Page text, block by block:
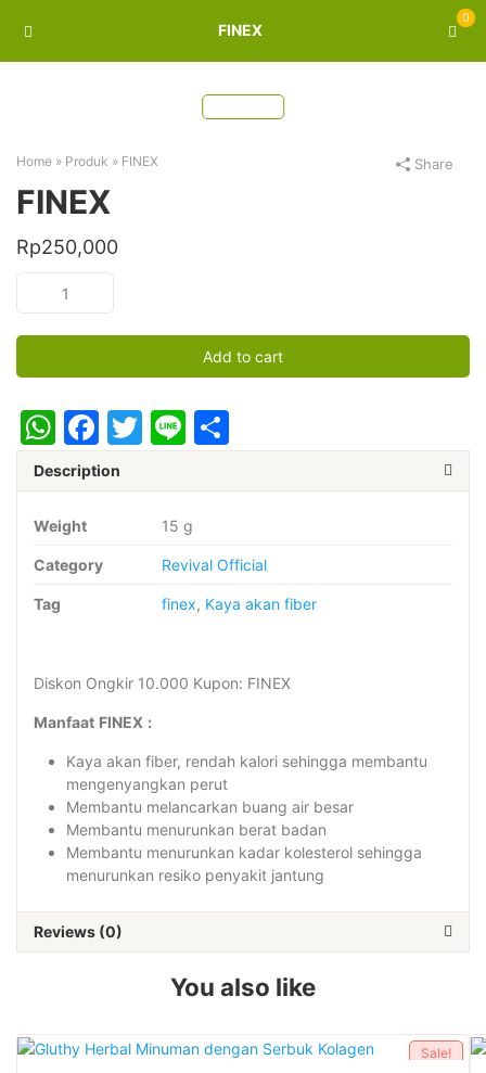
FINEX
0
Home » Produk » FINEX
FINEX
Rp250,000
quantity
Add to cart
WhatsApp
Facebook
Twitter
Line
Share
Description
Weight 15 g
Category Revival Official
Tag finex, Kaya akan fiber
Diskon Ongkir 10.000 Kupon: FINEX
Manfaat FINEX :
Kaya akan fiber, rendah kalori sehingga membantu
mengenyangkan perut
Membantu melancarkan buang air besar
Membantu menurunkan berat badan
Membantu menurunkan kadar kolesterol sehingga
menurunkan resiko penyakit jantung
Reviews (0)
You also like
Sale!